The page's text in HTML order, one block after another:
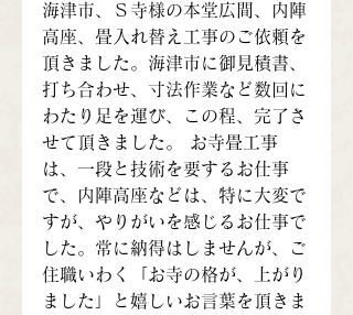
海津市、Ｓ寺様の本堂広間、内陣
高座、畳入れ替え工事のご依頼を
頂きました。海津市に御見積書、
打ち合わせ、寸法作業など数回に
わたり足を運び、この程、完了さ
せて頂きました。 お寺畳工事
は、一段と技術を要するお仕事
で、内陣高座などは、特に大変で
すが、やりがいを感じるお仕事で
した。常に納得はしませんが、ご
住職いわく「お寺の格が、上がり
ました」と嬉しいお言葉を頂きま